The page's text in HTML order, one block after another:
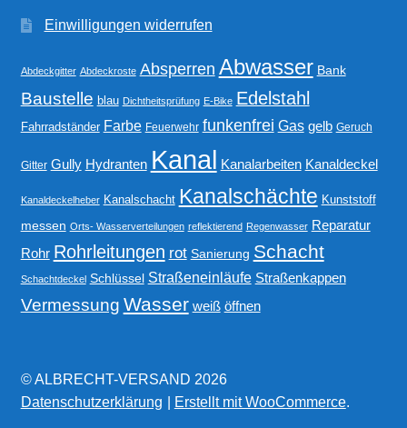
Einwilligungen widerrufen
Abdeckgitter Abdeckroste Absperren Abwasser Bank
Baustelle blau Dichtheitsprüfung E-Bike Edelstahl
Fahrradständer Farbe Feuerwehr funkenfrei Gas gelb Geruch
Gitter Gully Hydranten Kanal Kanalarbeiten Kanaldeckel
Kanaldeckelheber Kanalschacht Kanalschächte Kunststoff
messen Orts- Wasserverteilungen reflektierend Regenwasser Reparatur
Rohr Rohrleitungen rot Sanierung Schacht
Schachtdeckel Schlüssel Straßeneinläufe Straßenkappen
Vermessung Wasser weiß öffnen
© ALBRECHT-VERSAND 2026
Datenschutzerklärung
Erstellt mit WooCommerce.